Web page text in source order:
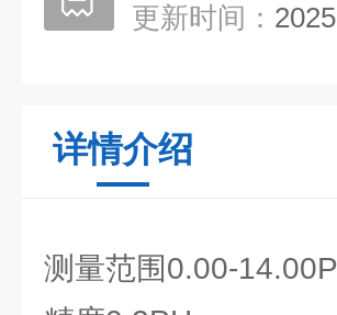
更新时间：
详情介绍
测量范围0.00-